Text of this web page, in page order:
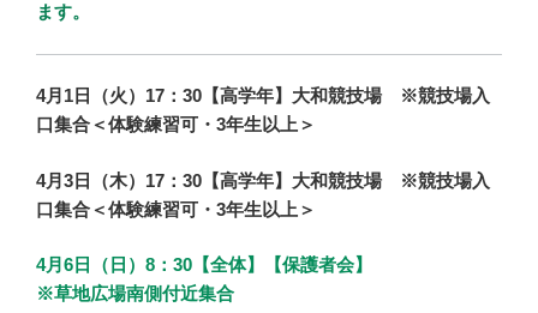
ます。
4月1日（火）17：30【高学年】大和競技場 ※競技場入
口集合＜体験練習可・3年生以上＞
4月3日（木）17：30【高学年】大和競技場 ※競技場入
口集合＜体験練習可・3年生以上＞
4月6日（日）8：30【全体】【保護者会】
※草地広場南側付近集合